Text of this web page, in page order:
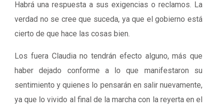
Habrá una respuesta a sus exigencias o reclamos. La
verdad no se cree que suceda, ya que el gobierno está
cierto de que hace las cosas bien.
Los fuera Claudia no tendrán efecto alguno, más que
haber dejado conforme a lo que manifestaron su
sentimiento y quienes lo pensarán en salir nuevamente,
ya que lo vivido al final de la marcha con la reyerta en el